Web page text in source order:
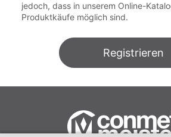
jedoch, dass in unserem Online-
Produktkäufe möglich sind.
Registrieren